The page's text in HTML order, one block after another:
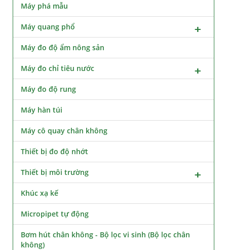
Máy phá mẫu
Máy quang phổ
Máy đo độ ẩm nông sản
Máy đo chỉ tiêu nước
Máy đo độ rung
Máy hàn túi
Máy cô quay chân không
Thiết bị đo độ nhớt
Thiết bị môi trường
Khúc xạ kế
Micropipet tự động
Bơm hút chân không - Bộ lọc vi sinh (Bộ lọc chân
không)